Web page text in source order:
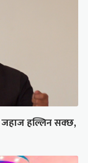
जहाज हल्लिन सक्छ,